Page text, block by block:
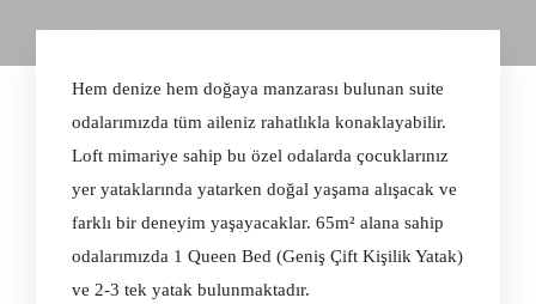
Hem denize hem doğaya manzarası bulunan suite
odalarımızda tüm aileniz rahatlıkla konaklayabilir.
Loft mimariye sahip bu özel odalarda çocuklarınız
yer yataklarında yatarken doğal yaşama alışacak ve
farklı bir deneyim yaşayacaklar. 65m² alana sahip
odalarımızda 1 Queen Bed (Geniş Çift Kişilik Yatak)
ve 2-3 tek yatak bulunmaktadır.